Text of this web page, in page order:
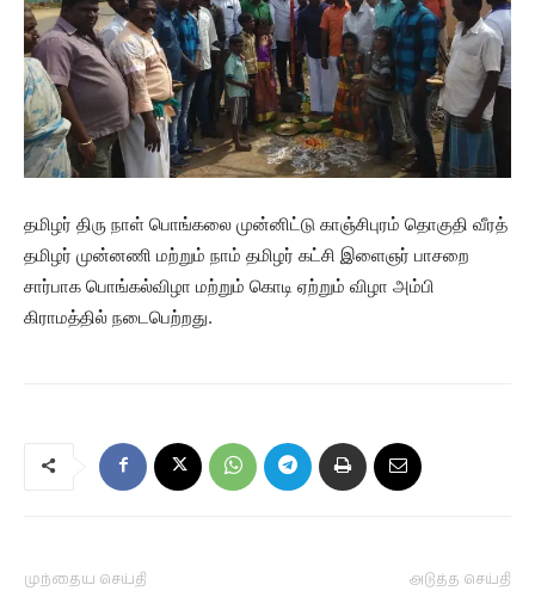
தமிழர் திரு நாள் பொங்கலை முன்னிட்டு காஞ்சிபுரம் தொகுதி வீரத்
தமிழர் முன்னணி மற்றும் நாம் தமிழர் கட்சி இளைஞர் பாசறை
சார்பாக பொங்கல்விழா மற்றும் கொடி ஏற்றும் விழா அம்பி
கிராமத்தில் நடைபெற்றது.
முந்தைய செய்தி அடுத்த செய்தி